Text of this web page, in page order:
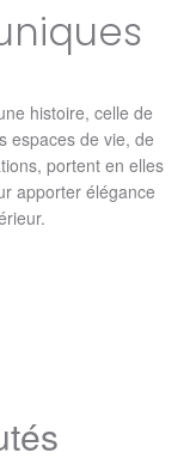
histoire, celle de
espaces de vie, de
portent en elles
apporter élégance